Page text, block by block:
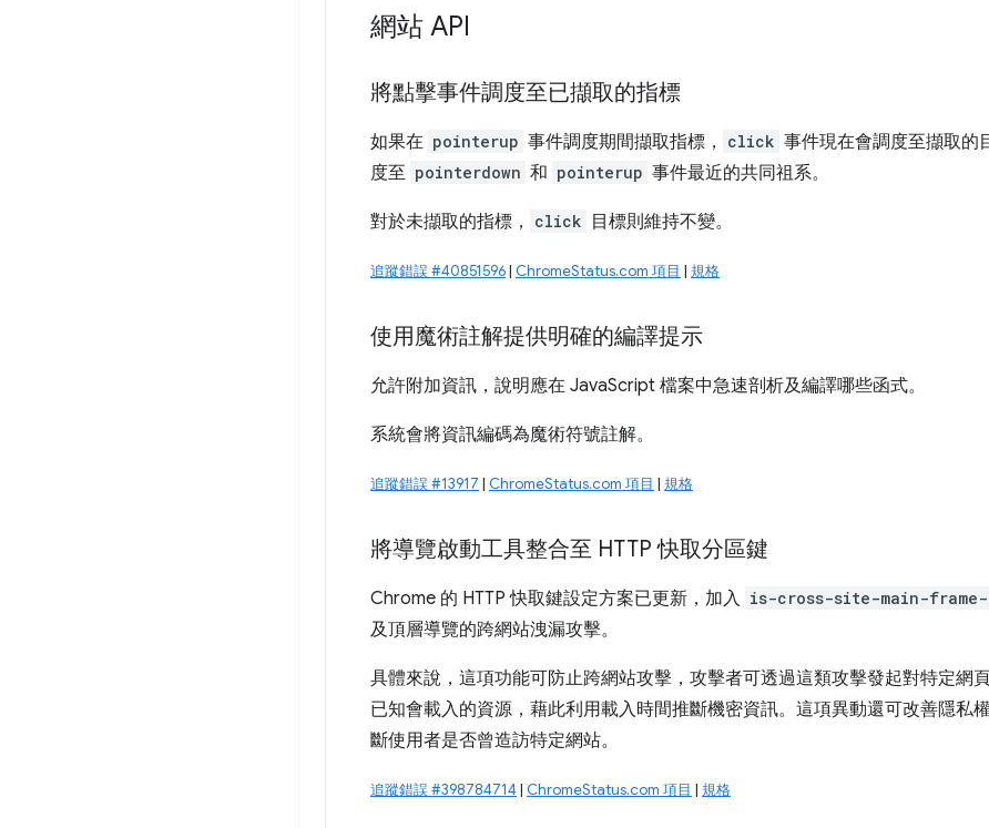
網站 API
將點擊事件調度至已擷取的指標
如果在 pointerup 事件調度期間擷取指標， click 事件現在會調度至擷取的
度至 pointerdown 和 pointerup 事件最近的共同祖系。
對於未擷取的指標， click 目標則維持不變。
追蹤錯誤 #40851596| ChromeStatus.com 項目 | 規格
使用魔術註解提供明確的編譯提示
允許附加資訊，說明應在 JavaScript 檔案中急速剖析及編譯哪些函式。
系統會將資訊編碼為魔術符號註解。
追蹤錯誤 #13917 | ChromeStatus.com 項目 | 規格
將導覽啟動工具整合至 HTTP 快取分區鍵
Chrome 的 HTTP 快取鍵設定方案已更新，加入 is-cross-site-main-
及頂層導覽的跨網站洩漏攻擊。
具體來說，這項功能可防止跨網站攻擊，攻擊者可透過這類攻擊發起對特定網
已知會載入的資源，藉此利用載入時間推斷機密資訊。這項異動還可改善隱私
斷使用者是否曾造訪特定網站。
追蹤錯誤 #398784714 | ChromeStatus.com 項目 | 規格